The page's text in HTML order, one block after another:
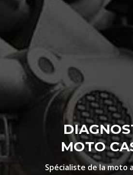
MOTO
Spécialiste de la moto